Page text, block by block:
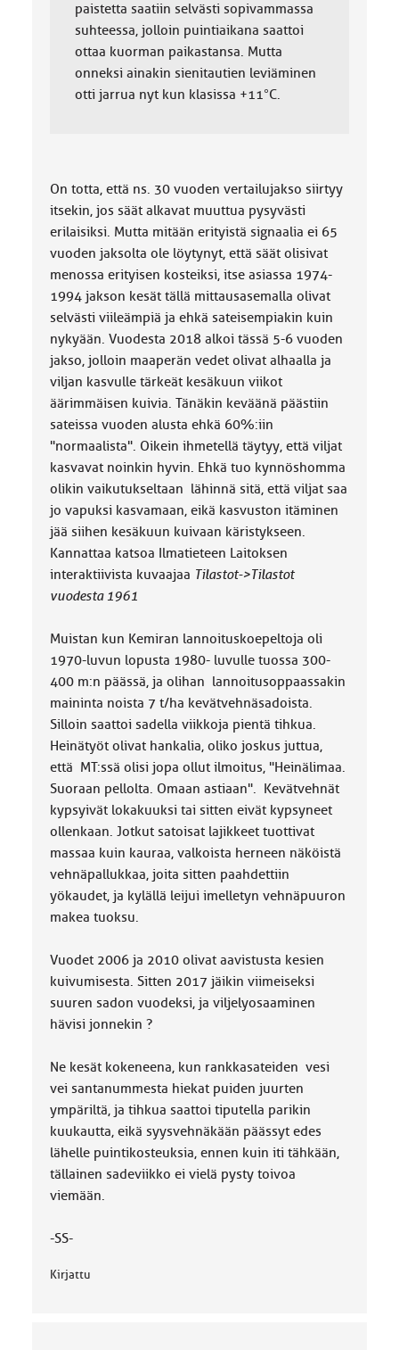
paistetta saatiin selvästi sopivammassa
suhteessa, jolloin puintiaikana saattoi
ottaa kuorman paikastansa. Mutta
onneksi ainakin sienitautien leviäminen
otti jarrua nyt kun klasissa +11°C.
On totta, että ns. 30 vuoden vertailujakso siirtyy
itsekin, jos säät alkavat muuttua pysyvästi
erilaisiksi. Mutta mitään erityistä signaalia ei 65
vuoden jaksolta ole löytynyt, että säät olisivat
menossa erityisen kosteiksi, itse asiassa 1974-
1994 jakson kesät tällä mittausasemalla olivat
selvästi viileämpiä ja ehkä sateisempiakin kuin
nykyään. Vuodesta 2018 alkoi tässä 5-6 vuoden
jakso, jolloin maaperän vedet olivat alhaalla ja
viljan kasvulle tärkeät kesäkuun viikot
äärimmäisen kuivia. Tänäkin keväänä päästiin
sateissa vuoden alusta ehkä 60%:iin
"normaalista". Oikein ihmetellä täytyy, että viljat
kasvavat noinkin hyvin. Ehkä tuo kynnöshomma
olikin vaikutukseltaan lähinnä sitä, että viljat saa
jo vapuksi kasvamaan, eikä kasvuston itäminen
jää siihen kesäkuun kuivaan käristykseen.
Kannattaa katsoa Ilmatieteen Laitoksen
interaktiivista kuvaajaa Tilastot->Tilastot
vuodesta 1961
Muistan kun Kemiran lannoituskoepeltoja oli
1970-luvun lopusta 1980- luvulle tuossa 300-
400 m:n päässä, ja olihan lannoitusoppaassakin
maininta noista 7 t/ha kevätvehnäsadoista.
Silloin saattoi sadella viikkoja pientä tihkua.
Heinätyöt olivat hankalia, oliko joskus juttua,
että MT:ssä olisi jopa ollut ilmoitus, "Heinälimaa.
Suoraan pellolta. Omaan astiaan". Kevätvehnät
kypsyivät lokakuuksi tai sitten eivät kypsyneet
ollenkaan. Jotkut satoisat lajikkeet tuottivat
massaa kuin kauraa, valkoista herneen näköistä
vehnäpallukkaa, joita sitten paahdettiin
yökaudet, ja kylällä leijui imelletyn vehnäpuuron
makea tuoksu.
Vuodet 2006 ja 2010 olivat aavistusta kesien
kuivumisesta. Sitten 2017 jäikin viimeiseksi
suuren sadon vuodeksi, ja viljelyosaaminen
hävisi jonnekin ?
Ne kesät kokeneena, kun rankkasateiden vesi
vei santanummesta hiekat puiden juurten
ympäriltä, ja tihkua saattoi tiputella parikin
kuukautta, eikä syysvehnäkään päässyt edes
lähelle puintikosteuksia, ennen kuin iti tähkään,
tällainen sadeviikko ei vielä pysty toivoa
viemään.
-SS-
Kirjattu